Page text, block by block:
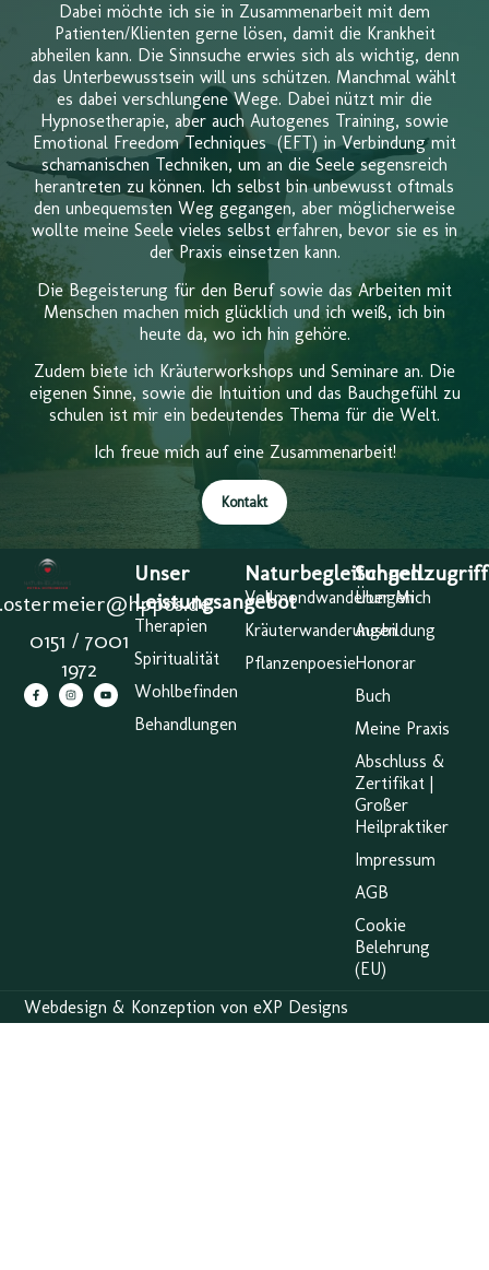
Dabei möchte ich sie in Zusammenarbeit mit dem
Patienten/Klienten gerne lösen, damit die Krankheit
abheilen kann. Die Sinnsuche erwies sich als wichtig, denn
das Unterbewusstsein will uns schützen. Manchmal wählt
es dabei verschlungene Wege. Dabei nützt mir die
Hypnosetherapie, aber auch Autogenes Training, sowie
Emotional Freedom Techniques (EFT) in Verbindung mit
schamanischen Techniken, um an die Seele segensreich
herantreten zu können. Ich selbst bin unbewusst oftmals
den unbequemsten Weg gegangen, aber möglicherweise
wollte meine Seele vieles selbst erfahren, bevor sie es in
der Praxis einsetzen kann.
Die Begeisterung für den Beruf sowie das Arbeiten mit
Menschen machen mich glücklich und ich weiß, ich bin
heute da, wo ich hin gehöre.
Zudem biete ich Kräuterworkshops und Seminare an. Die
eigenen Sinne, sowie die Intuition und das Bauchgefühl zu
schulen ist mir ein bedeutendes Thema für die Welt.
Ich freue mich auf eine Zusammenarbeit!
Kontakt
0151 / 7001
1972
Unser
Leistungsangebot
Therapien
Spiritualität
Wohlbefinden
Behandlungen
Naturbegleitungen
Vollmondwanderungen
Kräuterwanderungen
Pflanzenpoesie
Über Mich
Ausbildung
Honorar
Buch
Meine Praxis
Abschluss &
Zertifikat |
Großer
Heilpraktiker
Impressum
AGB
Cookie
Belehrung
(EU)
Webdesign & Konzeption von eXP Designs